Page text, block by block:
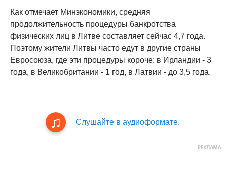
Как отмечает Минэкономики, средняя
продолжительность процедуры банкротства
физических лиц в Литве составляет сейчас 4,7 года.
Поэтому жители Литвы часто едут в другие страны
Евросоюза, где эти процедуры короче: в Ирландии - 3
года, в Великобритании - 1 год, в Латвии - до 3,5 года.
Слушайте в аудиоформате.